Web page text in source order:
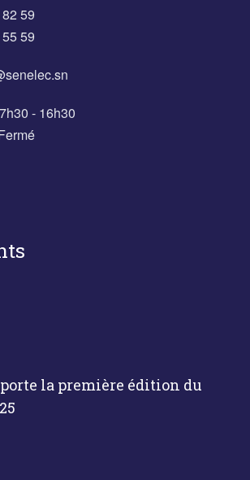
59
59
- 16h30
la première édition du